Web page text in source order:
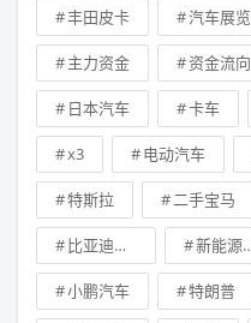
丰田皮卡 汽车展览
主力资金 资金流向
日本汽车 卡车
x3 电动汽车
特斯拉 二手宝马
比亚迪新能源汽车 新能源技术
小鹏汽车 特朗普